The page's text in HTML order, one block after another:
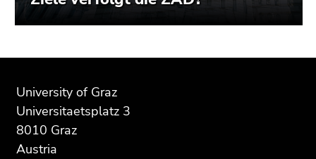
page
section:
Additional
information:
University of Graz
Universitaetsplatz 3
8010 Graz
Austria
this
page
section.
this
page
section.